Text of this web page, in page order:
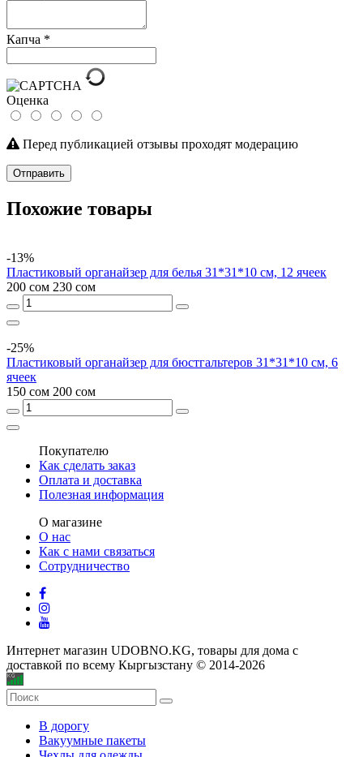
Капча *
Оценка
Перед публикацией отзывы проходят модерацию
Отправить
Похожие товары
-13%
Пластиковый органайзер для белья 31*31*10 см, 12 ячеек
200 сом 230 сом
-25%
Пластиковый органайзер для бюстгальтеров 31*31*10 см, 6
ячеек
150 сом 200 сом
Покупателю
Как сделать заказ
Оплата и доставка
Полезная информация
О магазине
О нас
Как с нами связаться
Сотрудничество
Интернет магазин UDOBNO.KG, товары для дома с
доставкой по всему Кыргызстану © 2014-2026
В дорогу
Вакуумные пакеты